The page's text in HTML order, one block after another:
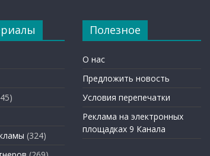
(324)
Полезное
О нас
Предложить новость
Условия перепечатки
Реклама на электронных
площадках 9 Канала